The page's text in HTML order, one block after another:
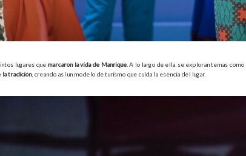
lugares que marcaron la vida de Manrique . A lo largo de ella, se exploran temas como
la tradición, creando así un modelo de turismo que cuida la esencia del lugar.